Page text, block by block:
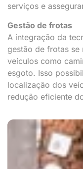
serviços e
Gestão de frotas
A integração da
gestão de frotas se
veículos como
esgoto. Isso
localização dos
redução eficiente